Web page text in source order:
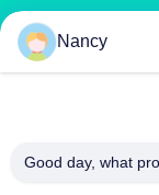
Γραμμή
Διπλό Granulator
Nancy
Good day, what